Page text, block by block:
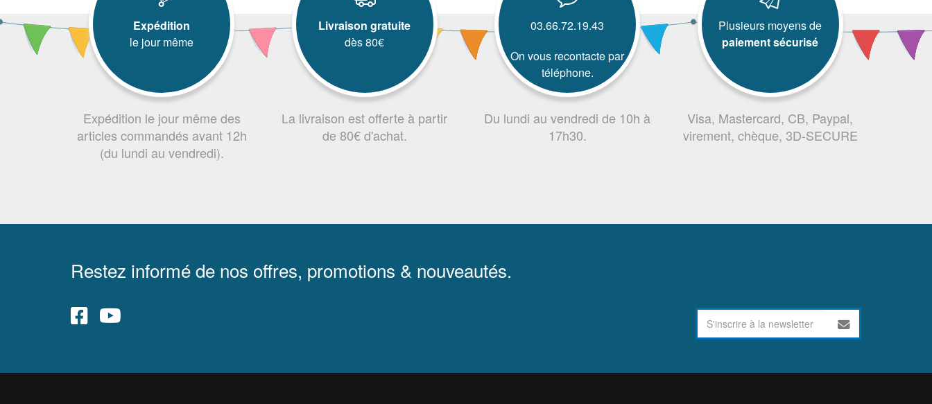
Expédition
le jour même
Expédition le jour même des
articles commandés avant 12h
(du lundi au vendredi).
Livraison gratuite
dès 80€
La livraison est offerte à partir
de 80€ d'achat.
03.66.72.19.43
On vous recontacte par
téléphone.
Du lundi au vendredi de 10h à
17h30.
Plusieurs moyens de
paiement sécurisé
Visa, Mastercard, CB, Paypal,
virement, chèque, 3D-SECURE
Restez informé de nos offres, promotions & nouveautés.